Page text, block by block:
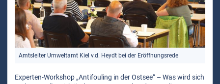
Amtsleiter Umweltamt Kiel v.d. Heydt bei der Eröffnungsrede
Experten-Workshop „Antifouling in der Ostsee“ – Was wird sich